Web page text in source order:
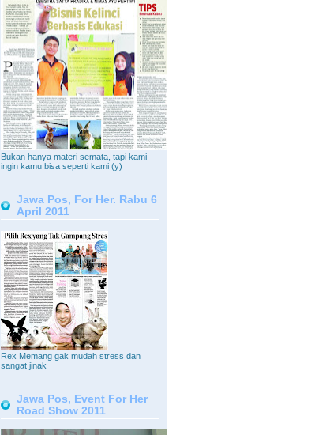
Bukan hanya materi semata, tapi kami
ingin kamu bisa seperti kami (y)
Jawa Pos, For Her. Rabu 6
April 2011
Rex Memang gak mudah stress dan
sangat jinak
Jawa Pos, Event For Her
Road Show 2011